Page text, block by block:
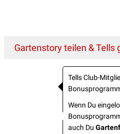
Gartenstory teilen & Tells
Tells Club-
Wenn Du
auch Du